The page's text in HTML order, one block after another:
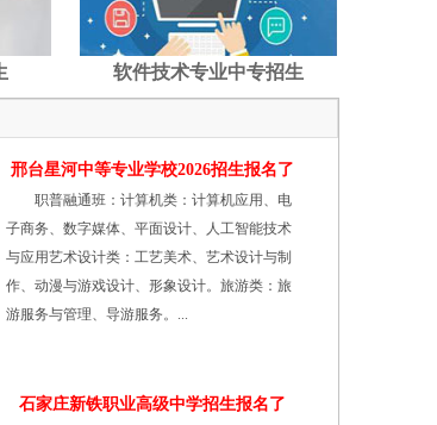
软件技术专业中专招生
邢台星河中等专业学校2026招生报名了
职普融通班：计算机类：计算机应用、电
子商务、数字媒体、平面设计、人工智能技术
与应用艺术设计类：工艺美术、艺术设计与制
作、动漫与游戏设计、形象设计。旅游类：旅
游服务与管理、导游服务。...
石家庄新铁职业高级中学招生报名了